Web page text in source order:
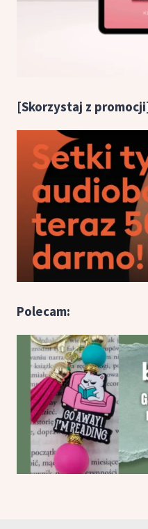
[Skorzystaj z
Polecam: